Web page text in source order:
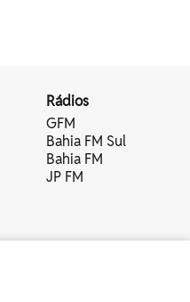
Rádios
GFM
Bahia FM Sul
Bahia FM
JP FM